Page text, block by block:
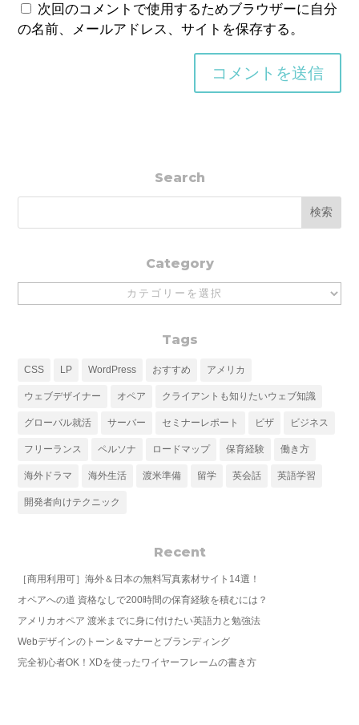
次回のコメントで使用するためブラウザーに自分
の名前、メールアドレス、サイトを保存する。
Search
Category
Tags
CSS LP WordPress おすすめ アメリカ
ウェブデザイナー オペア クライアントも知りたいウェブ知識
グローバル就活 サーバー セミナーレポート ビザ ビジネス
フリーランス ペルソナ ロードマップ 保育経験 働き方
海外ドラマ 海外生活 渡米準備 留学 英会話 英語学習
開発者向けテクニック
Recent
［商用利用可］海外＆日本の無料写真素材サイト14選！
オペアへの道 資格なしで200時間の保育経験を積むには？
アメリカオペア 渡米までに身に付けたい英語力と勉強法
Webデザインのトーン＆マナーとブランディング
完全初心者OK！XDを使ったワイヤーフレームの書き方